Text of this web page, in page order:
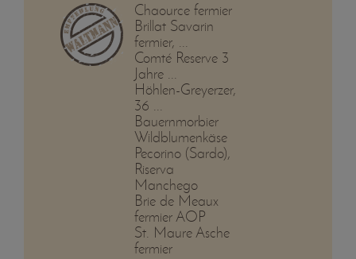
Chaource fermier
Brillat Savarin
fermier, ...
Comté Reserve 3
Jahre ...
Höhlen-Greyerzer,
36 ...
Bauernmorbier
Wildblumenkäse
Pecorino (Sardo),
Riserva
Manchego
Brie de Meaux
fermier AOP
St. Maure Asche
fermier